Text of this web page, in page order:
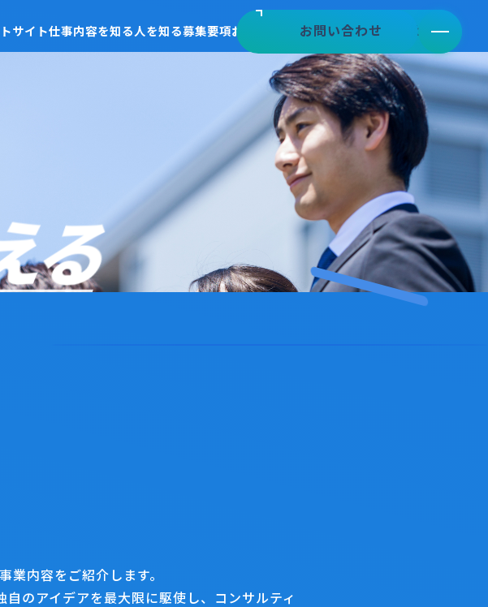
サイト仕事内容を知る人を知る募集要項お知らせ お問い合わせ
mail お問い合わせ
chevron_right
項
る
業内容をご紹介します。
自のアイデアを最大限に駆使し、コンサルティ